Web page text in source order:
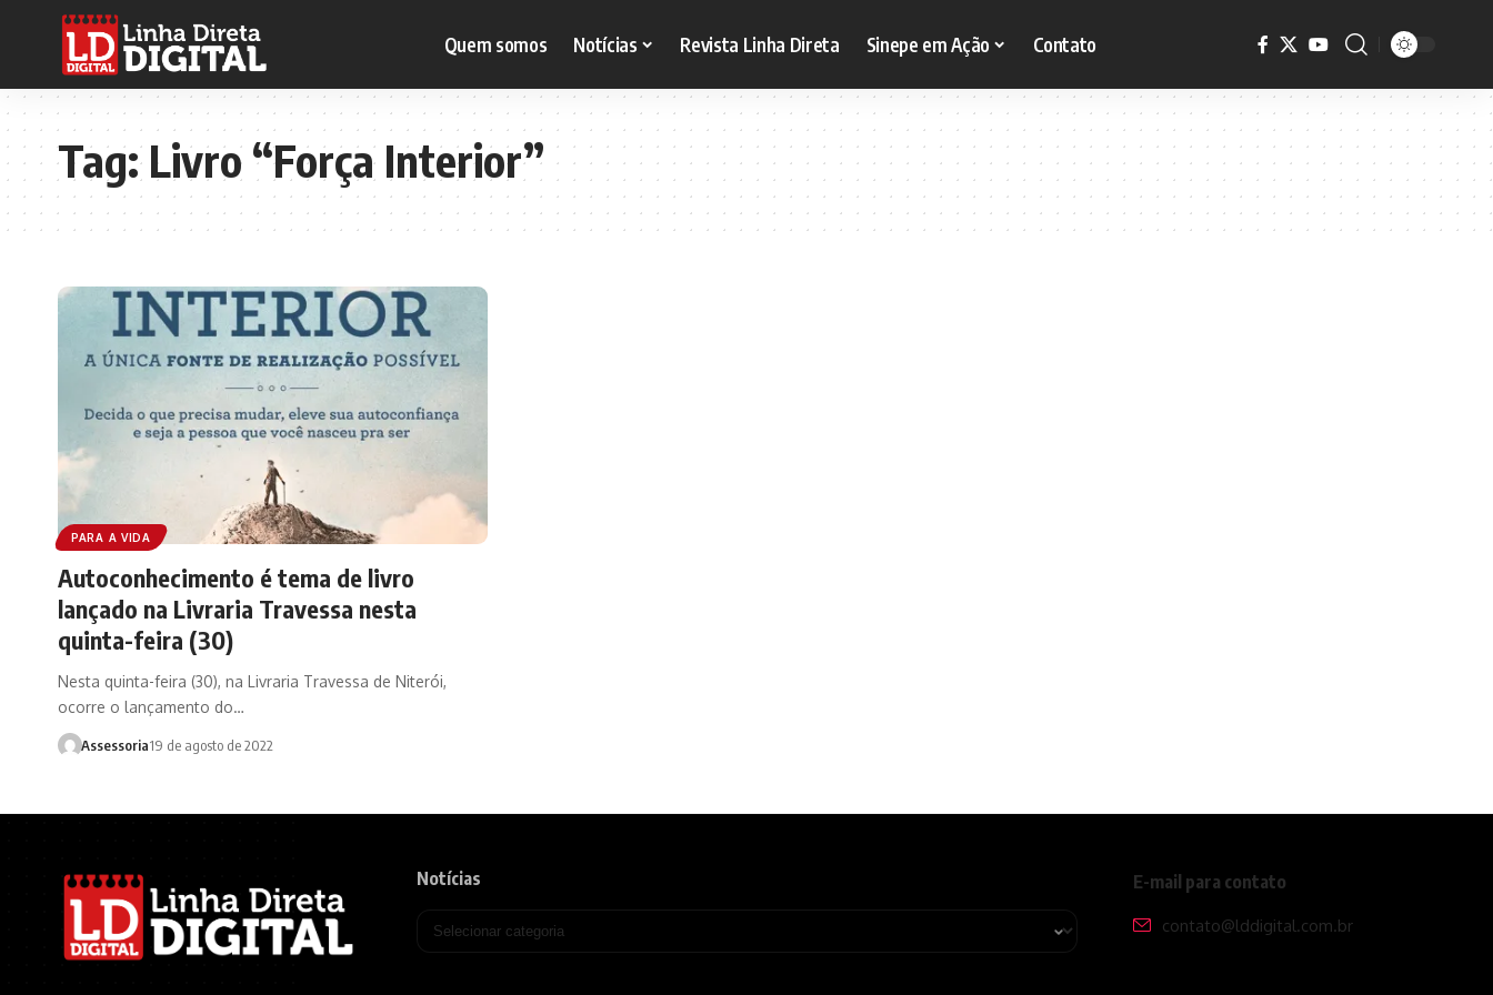
Quem somos Notícias Revista Linha Direta Sinepe em Ação Contato
Tag:Livro “Força Interior”
PARA A VIDA
Autoconhecimento é tema de livro
lançado na Livraria Travessa nesta
quinta-feira (30)
Nesta quinta-feira (30), na Livraria Travessa de Niterói,
ocorre o lançamento do…
Assessoria19 de agosto de 2022
Notícias E-mail para contato
contato@lddigital.com.br